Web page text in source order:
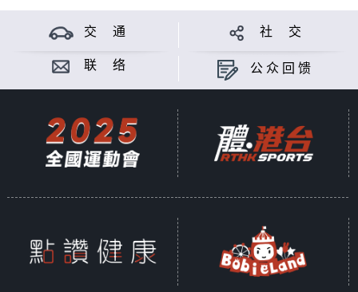
交 通 社 交
联 络 公众回馈